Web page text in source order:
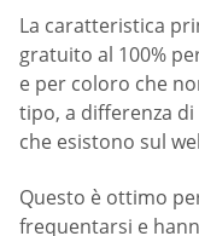
La caratteristica
gratuito al 100%
e per coloro che
tipo, a differenza
che esistono sul
Questo è ottimo
frequentarsi e